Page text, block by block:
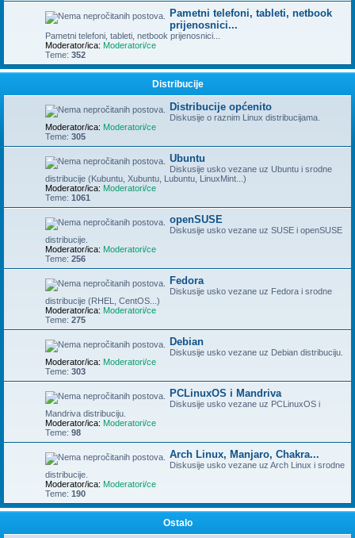
Pametni telefoni, tableti, netbook
prijenosnici...
Pametni telefoni, tableti, netbook prijenosnici...
Moderator/ica: Moderatori/ce
Teme: 352
Distribucije
Distribucije općenito
Diskusije o raznim Linux distribucijama.
Moderator/ica: Moderatori/ce
Teme: 305
Ubuntu
Diskusije usko vezane uz Ubuntu i srodne
distribucije (Kubuntu, Xubuntu, Lubuntu, LinuxMint...)
Moderator/ica: Moderatori/ce
Teme: 1061
openSUSE
Diskusije usko vezane uz SUSE i openSUSE
distribucije.
Moderator/ica: Moderatori/ce
Teme: 256
Fedora
Diskusije usko vezane uz Fedora i srodne
distribucije (RHEL, CentOS...)
Moderator/ica: Moderatori/ce
Teme: 275
Debian
Diskusije usko vezane uz Debian distribuciju.
Moderator/ica: Moderatori/ce
Teme: 303
PCLinuxOS i Mandriva
Diskusije usko vezane uz PCLinuxOS i
Mandriva distribuciju.
Moderator/ica: Moderatori/ce
Teme: 98
Arch Linux, Manjaro, Chakra...
Diskusije usko vezane uz Arch Linux i srodne
distribucije.
Moderator/ica: Moderatori/ce
Teme: 190
Ostalo